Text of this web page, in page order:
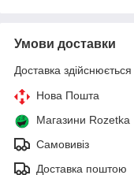
Умови доставки
Доставка
Нова Пошта
Магазини Rozetka
Самовивіз
Доставка поштою